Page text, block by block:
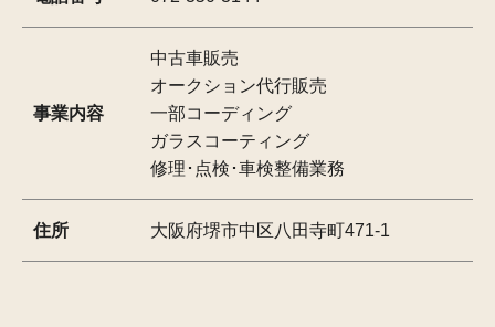
事業内容
中古車販売
オークション代行販売
一部コーディング
ガラスコーティング
修理･点検･車検整備業務
住所 大阪府堺市中区八田寺町471-1